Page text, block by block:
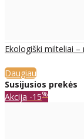
Ekologiški milteliai
Daugiau
Susijusios prekės
Akcija -15%